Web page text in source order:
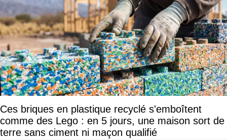
Ces briques en plastique recyclé s'emboîtent
comme des Lego : en 5 jours, une maison sort de
terre sans ciment ni maçon qualifié